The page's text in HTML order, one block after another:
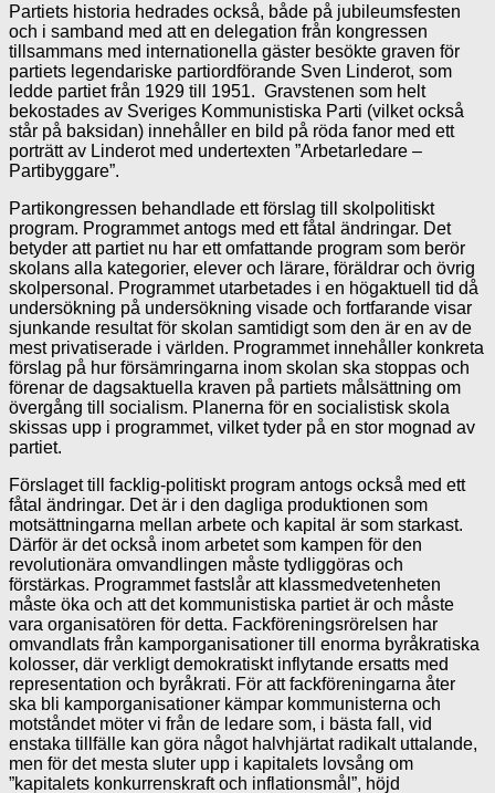
Partiets historia hedrades också, både på jubileumsfesten
och i samband med att en delegation från kongressen
tillsammans med internationella gäster besökte graven för
partiets legendariske partiordförande Sven Linderot, som
ledde partiet från 1929 till 1951. Gravstenen som helt
bekostades av Sveriges Kommunistiska Parti (vilket också
står på baksidan) innehåller en bild på röda fanor med ett
porträtt av Linderot med undertexten ”Arbetarledare –
Partibyggare”.
Partikongressen behandlade ett förslag till skolpolitiskt
program. Programmet antogs med ett fåtal ändringar. Det
betyder att partiet nu har ett omfattande program som berör
skolans alla kategorier, elever och lärare, föräldrar och övrig
skolpersonal. Programmet utarbetades i en högaktuell tid då
undersökning på undersökning visade och fortfarande visar
sjunkande resultat för skolan samtidigt som den är en av de
mest privatiserade i världen. Programmet innehåller konkreta
förslag på hur försämringarna inom skolan ska stoppas och
förenar de dagsaktuella kraven på partiets målsättning om
övergång till socialism. Planerna för en socialistisk skola
skissas upp i programmet, vilket tyder på en stor mognad av
partiet.
Förslaget till facklig-politiskt program antogs också med ett
fåtal ändringar. Det är i den dagliga produktionen som
motsättningarna mellan arbete och kapital är som starkast.
Därför är det också inom arbetet som kampen för den
revolutionära omvandlingen måste tydliggöras och
förstärkas. Programmet fastslår att klassmedvetenheten
måste öka och att det kommunistiska partiet är och måste
vara organisatören för detta. Fackföreningsrörelsen har
omvandlats från kamporganisationer till enorma byråkratiska
kolosser, där verkligt demokratiskt inflytande ersatts med
representation och byråkrati. För att fackföreningarna åter
ska bli kamporganisationer kämpar kommunisterna och
motståndet möter vi från de ledare som, i bästa fall, vid
enstaka tillfälle kan göra något halvhjärtat radikalt uttalande,
men för det mesta sluter upp i kapitalets lovsång om
”kapitalets konkurrenskraft och inflationsmål”, höjd